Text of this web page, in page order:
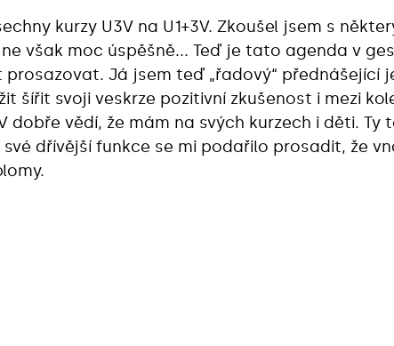
kurzy U3V na U1+3V. Zkoušel jsem s
však moc úspěšně... Teď je tato agenda v
Já jsem teď „řadový“ přednášející
šířit svoji veskrze pozitivní zkušenost i mezi
dobře vědí, že mám na svých kurzech i děti. Ty
dřívější funkce se mi podařilo prosadit, že